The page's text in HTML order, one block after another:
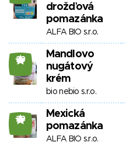
drožďová
pomazánka
ALFA BIO s.r.o.
23
Mandlovo
nugátový
krém
bio nebio s.r.o.
23
Mexická
pomazánka
ALFA BIO s.r.o.